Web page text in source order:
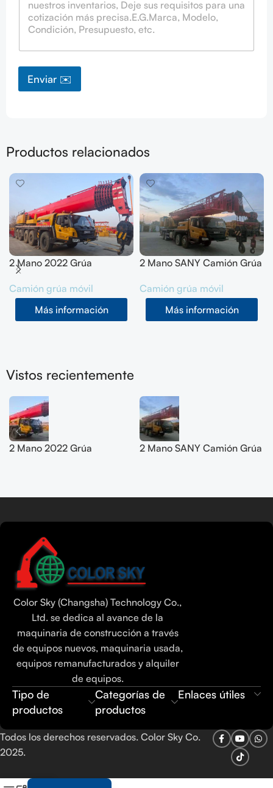
Enviar ✉️
Productos relacionados
2 Mano 2022 Grúa
todoterreno SANY 200T
SYM5556JQZ200C
Camión grúa móvil
Más información
2 Mano SANY Camión Grúa
(STC500E5) 2021
Camión grúa móvil
Más información
Vistos recientemente
2 Mano 2022 Grúa
2 Mano SANY Camión Grúa
Color Sky (Changsha) Technology Co.,
Ltd. se dedica al avance de la
maquinaria de construcción a través
de equipos nuevos, maquinaria usada,
equipos remanufacturados y alquiler
de equipos.
Tipo de
productos
Categorías de
productos
Enlaces útiles
Todos los derechos reservados. Color Sky Co.
2025.
French
Indonesian
Vietnamese
Portuguese
Russian
Hindi
Urdu
Tamil